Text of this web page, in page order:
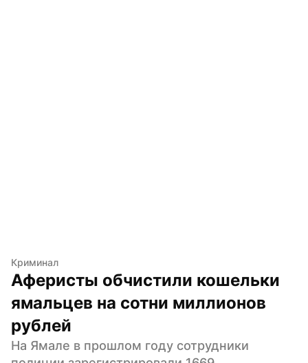
Криминал
Аферисты обчистили кошельки
ямальцев на сотни миллионов
рублей
На Ямале в прошлом году сотрудники